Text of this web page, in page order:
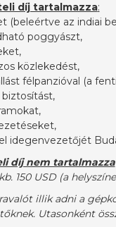
díj tartalmazza:
(beleértve az indiai
poggyászt,
közlekedést,
félpanzióval (a
idegenvezetőjét
díj nem tartalmazza
150 USD (a
illik adni a
Utasonként